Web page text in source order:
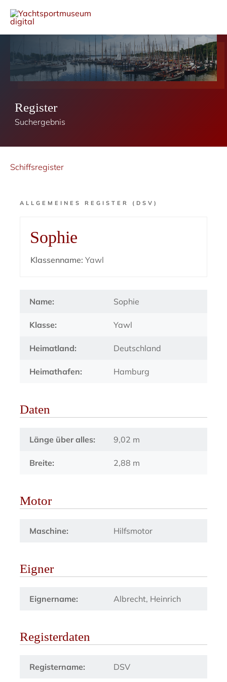
Register
Suchergebnis
Schiffsregister
ALLGEMEINES REGISTER (DSV)
Sophie
Klassenname: Yawl
Name: Sophie
Klasse: Yawl
Heimatland: Deutschland
Heimathafen: Hamburg
Daten
Länge über alles: 9,02 m
Breite: 2,88 m
Motor
Maschine: Hilfsmotor
Eigner
Eignername: Albrecht, Heinrich
Registerdaten
Registername: DSV